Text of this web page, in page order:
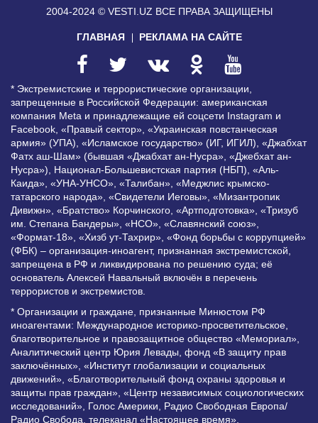
2004-2024 © VESTI.UZ ВСЕ ПРАВА ЗАЩИЩЕНЫ
ГЛАВНАЯ РЕКЛАМА НА САЙТЕ
* Экстремистские и террористические организации,
запрещенные в Российской Федерации: американская
компания Meta и принадлежащие ей соцсети Instagram и
Facebook, «Правый сектор», «Украинская повстанческая
армия» (УПА), «Исламское государство» (ИГ, ИГИЛ), «Джабхат
Фатх аш-Шам» (бывшая «Джабхат ан-Нусра», «Джебхат ан-
Нусра»), Национал-Большевистская партия (НБП), «Аль-
Каида», «УНА-УНСО», «Талибан», «Меджлис крымско-
татарского народа», «Свидетели Иеговы», «Мизантропик
Дивижн», «Братство» Корчинского, «Артподготовка», «Тризуб
им. Степана Бандеры», «НСО», «Славянский союз»,
«Формат-18», «Хизб ут-Тахрир», «Фонд борьбы с коррупцией»
(ФБК) – организация-иноагент, признанная экстремистской,
запрещена в РФ и ликвидирована по решению суда; её
основатель Алексей Навальный включён в перечень
террористов и экстремистов.
* Организации и граждане, признанные Минюстом РФ
иноагентами: Международное историко-просветительское,
благотворительное и правозащитное общество «Мемориал»,
Аналитический центр Юрия Левады, фонд «В защиту прав
заключённых», «Институт глобализации и социальных
движений», «Благотворительный фонд охраны здоровья и
защиты прав граждан», «Центр независимых социологических
исследований», Голос Америки, Радио Свободная Европа/
Радио Свобода, телеканал «Настоящее время»,